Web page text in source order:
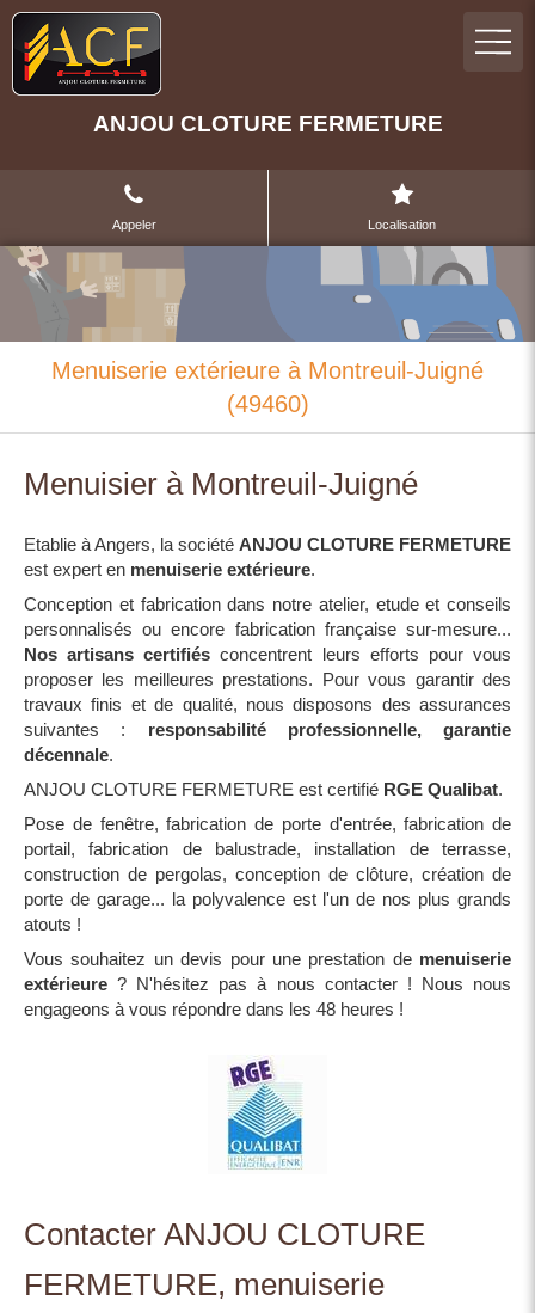
ANJOU CLOTURE FERMETURE
Appeler Localisation
Menuiserie extérieure à Montreuil-Juigné
(49460)
Menuisier à Montreuil-Juigné
Etablie à Angers, la société ANJOU CLOTURE FERMETURE
est expert en menuiserie extérieure.
Conception et fabrication dans notre atelier, etude et conseils
personnalisés ou encore fabrication française sur-mesure...
Nos artisans certifiés concentrent leurs efforts pour vous
proposer les meilleures prestations. Pour vous garantir des
travaux finis et de qualité, nous disposons des assurances
suivantes : responsabilité professionnelle, garantie
décennale.
ANJOU CLOTURE FERMETURE est certifié RGE Qualibat.
Pose de fenêtre, fabrication de porte d'entrée, fabrication de
portail, fabrication de balustrade, installation de terrasse,
construction de pergolas, conception de clôture, création de
porte de garage... la polyvalence est l'un de nos plus grands
atouts !
Vous souhaitez un devis pour une prestation de menuiserie
extérieure ? N'hésitez pas à nous contacter ! Nous nous
engageons à vous répondre dans les 48 heures !
Contacter ANJOU CLOTURE
FERMETURE, menuiserie